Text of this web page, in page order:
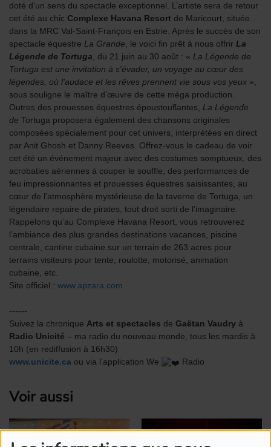
doté d’un sens du spectacle exceptionnel. L’artiste sera de retour
cet été au chic Complexe Havana Resort de Maricourt, située
dans la MRC Val-Saint-François en Estrie. Après le succès de son
spectacle équestre La Grande, le voici fin prêt à nous offrir La
Légende de Tortuga, du 21 juin au 30 août : « La Légende de
Tortuga est une invitation à s'évader, un voyage au cœur des
légendes, où l'audace et les rêves prennent vie sous vos yeux »,
sous souligne le maître d’œuvre de cette méga production.
Outres des prouesses équestres époustouflantes, La Légende
de Tortuga proposera également des chansons originales
composées spécialement pour cet univers, interprétées en direct
par Anit Ghosh et Danny Reeves. Offrez-vous le cadeau de voir
cet été un événement majeur avec des costumes somptueux, des
acrobaties aériennes à couper le souffle, des performances de
feu impressionnantes et prouesses équestres saisissantes, au
cœur de l'atmosphère mystérieuse de la taverne de Tortuga, un
légendaire repaire de pirates, tout droit sorti de l’imaginaire.
Rappelons qu’au Complexe Havana Resort, vous retrouverez
l’ambiance des plus grandes destinations vacances, piscine
centrale, cantine cubaine sur un terrain de 263 acres pour
terrains visiteurs pour tente, roulotte, motorisé, animation
cubaine, etc.
Site officiel : www.apzara.com
------
Suivez la chronique Arts et spectacles de Gaëtan Vaudry à
Radio Unicité – ma radio du nouveau monde, tous les mardis à
10h (en rediffusion à 16h30)
www.unicite.ca ou via l’application We Radio
Voir aussi